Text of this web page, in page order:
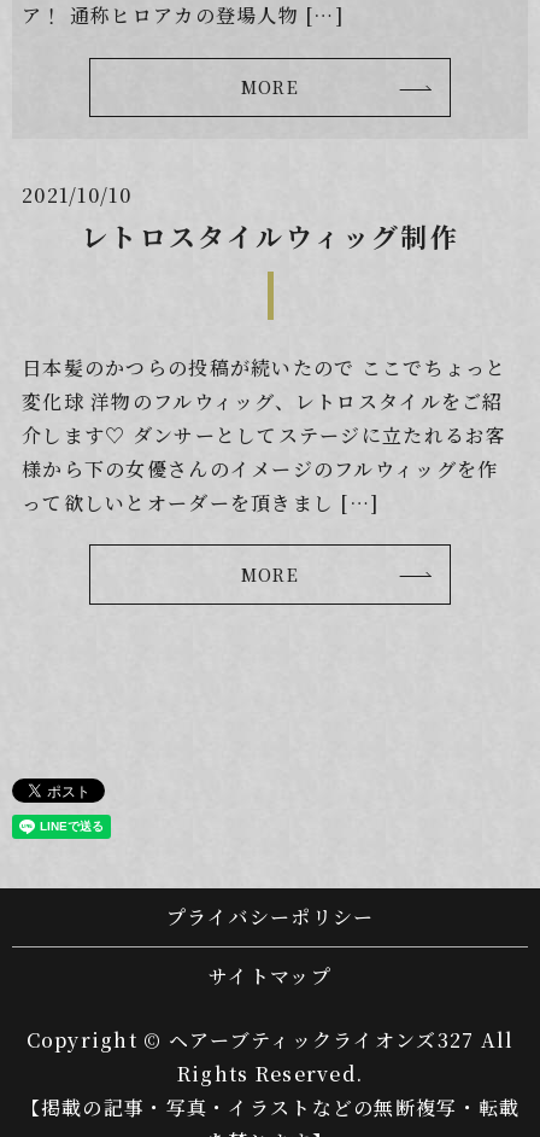
ア！ 通称ヒロアカの登場人物 […]
MORE
2021/10/10
レトロスタイルウィッグ制作
日本髪のかつらの投稿が続いたので ここでちょっと
変化球 洋物のフルウィッグ、レトロスタイルをご紹
介します♡ ダンサーとしてステージに立たれるお客
様から下の女優さんのイメージのフルウィッグを作
って欲しいとオーダーを頂きまし […]
MORE
プライバシーポリシー
サイトマップ
Copyright © ヘアーブティックライオンズ327 All
Rights Reserved.
【掲載の記事・写真・イラストなどの無断複写・転載